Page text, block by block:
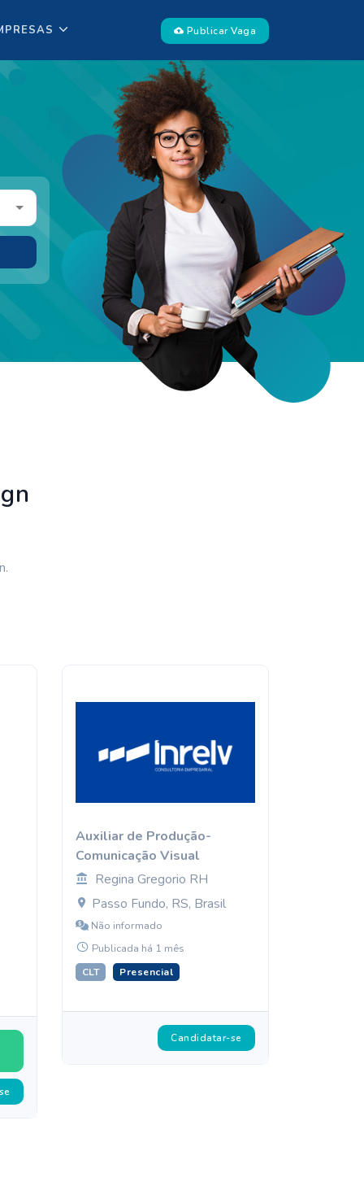
Publicar Vaga
Auxiliar de Produção-
Comunicação Visual
Regina Gregorio RH
Passo Fundo, RS, Brasil
Não informado
Publicada há 1 mês
CLT Presencial
Candidatar-se